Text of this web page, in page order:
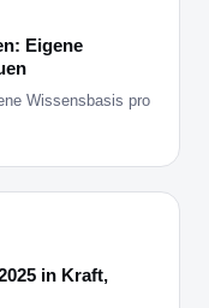
Eigene
Wissensbasis pro
in Kraft,